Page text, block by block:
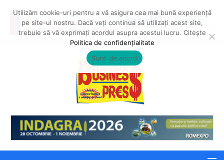
Utilizăm cookie-uri pentru a vă asigura cea mai bună experiență
pe site-ul nostru. Dacă veți continua să utilizați acest site,
trebuie să vă exprimați acordul asupra acestui lucru. Citește
Politica de confidențialitate
Sunt de acord